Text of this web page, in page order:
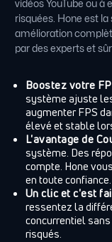
vidéos YouTube ou
risquées. Hone est
amélioration
par des experts et
Boostez votre
système ajuste
augmenter FPS
élevé et stable
L'avantage de
système. Des
compte. Hone
en toute confiance.
Un clic et c'est
ressentez la
concurrentiel
risqués.